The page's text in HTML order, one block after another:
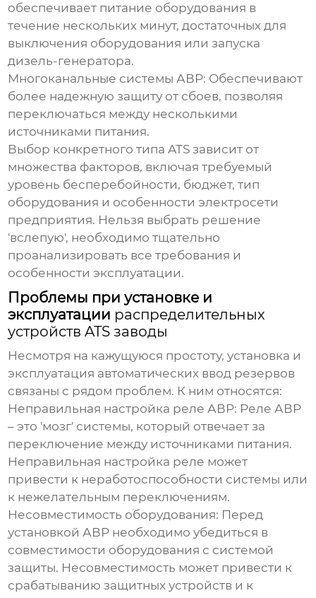
обеспечивает питание оборудования в
течение нескольких минут, достаточных для
выключения оборудования или запуска
дизель-генератора.
Многоканальные системы АВР: Обеспечивают
более надежную защиту от сбоев, позволяя
переключаться между несколькими
источниками питания.
Выбор конкретного типа ATS зависит от
множества факторов, включая требуемый
уровень бесперебойности, бюджет, тип
оборудования и особенности электросети
предприятия. Нельзя выбрать решение
'вслепую', необходимо тщательно
проанализировать все требования и
особенности эксплуатации.
Проблемы при установке и
эксплуатации распределительных
устройств ATS заводы
Несмотря на кажущуюся простоту, установка и
эксплуатация автоматических ввод резервов
связаны с рядом проблем. К ним относятся:
Неправильная настройка реле АВР: Реле АВР
– это 'мозг' системы, который отвечает за
переключение между источниками питания.
Неправильная настройка реле может
привести к неработоспособности системы или
к нежелательным переключениям.
Несовместимость оборудования: Перед
установкой АВР необходимо убедиться в
совместимости оборудования с системой
защиты. Несовместимость может привести к
срабатыванию защитных устройств и к